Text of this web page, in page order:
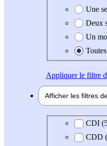
Une
Deux
Un
Appliquerle filtre
Afficher les filtres
Type de contrat
CDI
CDD